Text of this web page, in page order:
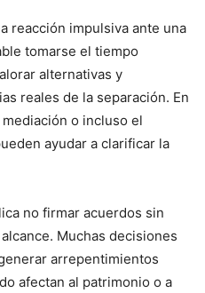
reacción impulsiva ante una
tomarse el tiempo
alternativas y
reales de la separación. En
o incluso el
ayudar a clarificar la
no firmar acuerdos sin
Muchas decisiones
arrepentimientos
afectan al patrimonio o a